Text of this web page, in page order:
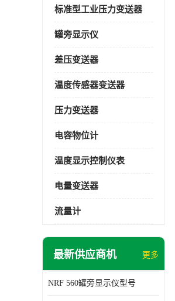
标准型工业压力变送器
罐旁显示仪
差压变送器
温度传感器变送器
压力变送器
电容物位计
温度显示控制仪表
电量变送器
流量计
最新供应商机 更多
NRF 560罐旁显示仪型号